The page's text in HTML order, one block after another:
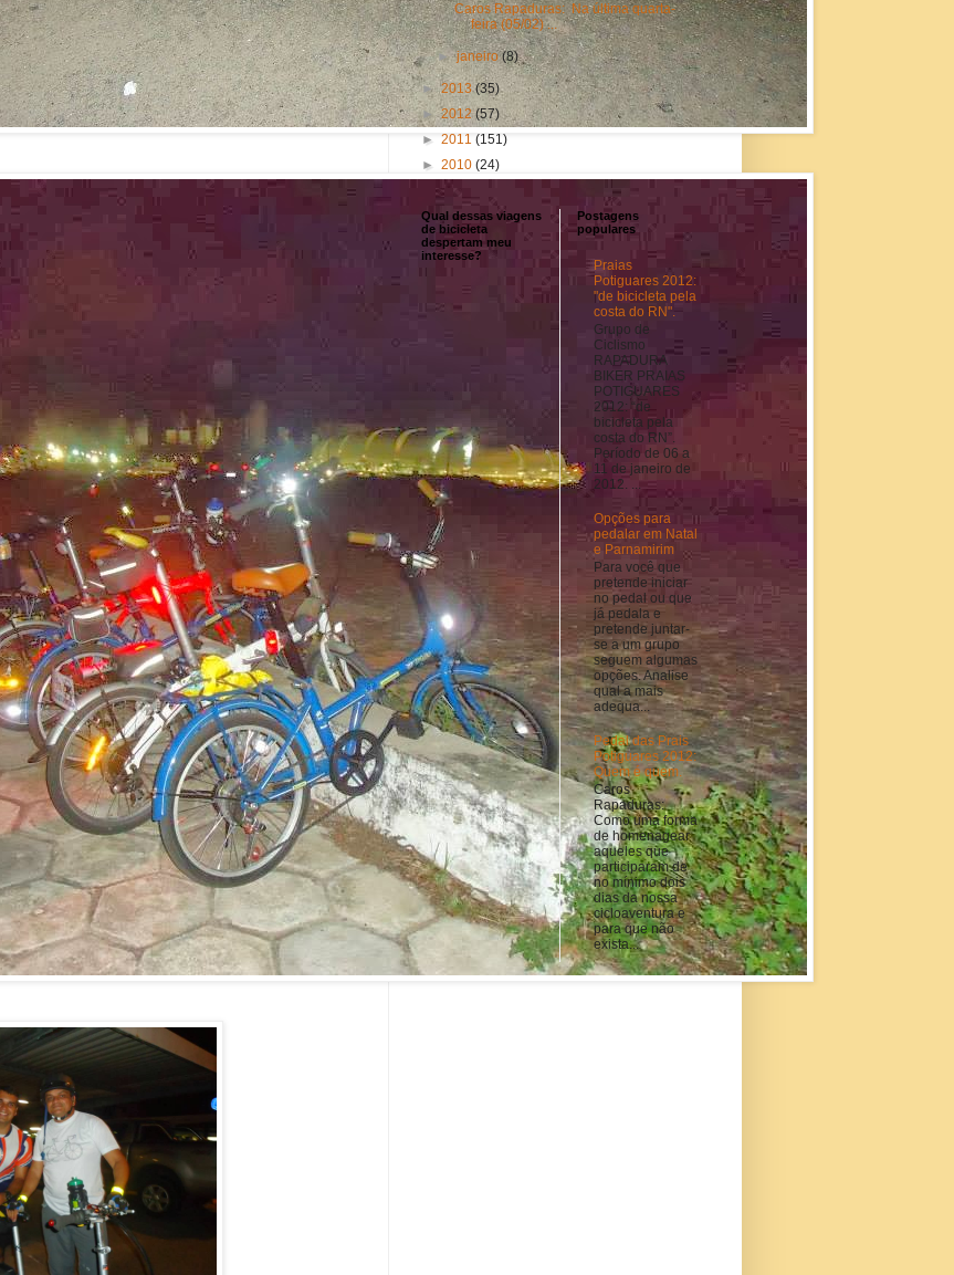
Caros Rapaduras: Na última quarta-
feira (05/02) ...
►janeiro(8)
►2013(35)
►2012(57)
► 2011 (151)
► 2010 (24)
Qual dessas viagens
de bicicleta
despertam meu
interesse?
Postagens
populares
Praias
Potiguares 2012:
"de bicicleta pela
costa do RN".
Grupo de
Ciclismo
RAPADURA
BIKER PRAIAS
POTIGUARES
2012: “de
bicicleta pela
costa do RN”.
Período de 06 a
11 de janeiro de
2012. ...
Opções para
pedalar em Natal
e Parnamirim
Para você que
pretende iniciar
no pedal ou que
já pedala e
pretende juntar-
se a um grupo
seguem algumas
opções. Analise
qual a mais
adequa...
Pedal das Prais
Potiguares 2012:
Quem é quem.
Caros
Rapaduras:
Como uma forma
de homenagear
aqueles que
participaram de
no mínimo dois
dias da nossa
cicloaventura e
para que não
exista...